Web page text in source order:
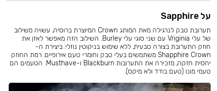
על Sapphire
תערובת טבק לנרגילה מאת המותג Crown המיוצרת ברוסיה, עשויה משילוב
של עלי Vriginia עם שני סוגי עלי Burley. השילוב הזה מאפשר לאזן את
חוזק התערובת בצורה טבעית, ללא שימוש בניקוטין נוזלי. ביצירת ה-
Shapphire Crown משתמשים בעלי טבק וחומרי טעם אירופיים. רמת החוזק
יחסית חזקה, מזכירה את התערובות Blackburn ו-Musthave. הטעמים הם
טעמי מונו (טעם בודד ולא מיקס).